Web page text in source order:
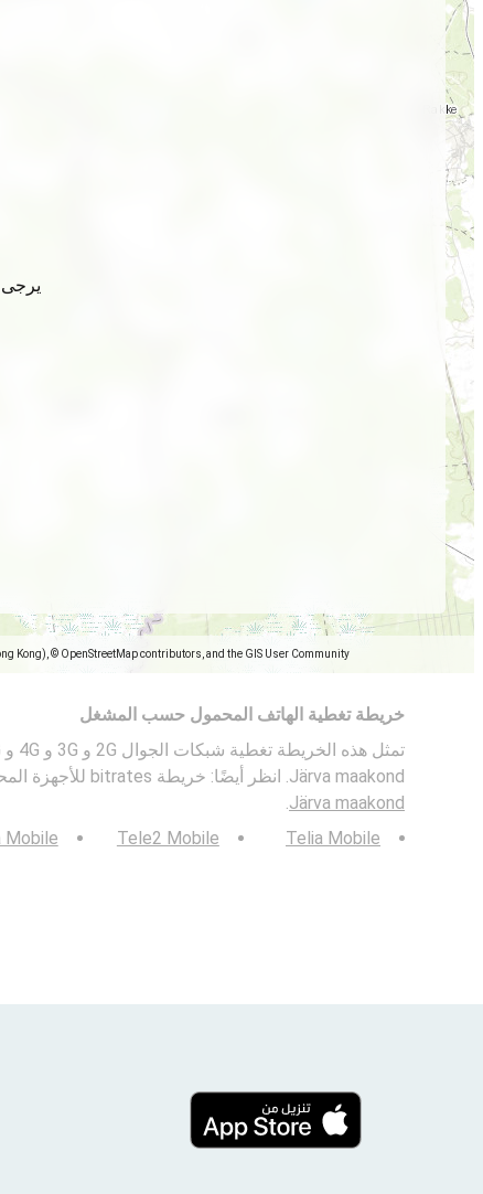
Kong), © OpenStreetMap contributors, and the GIS User Community
يرجى
خريطة تغطية الهاتف المحمول حسب المشغل
Järva maakond. انظر أيضًا: خريطة bitrates للأجهزة المحمولة في
Järva maakond
.
Telia Mobile
Tele2 Mobile
Mobile